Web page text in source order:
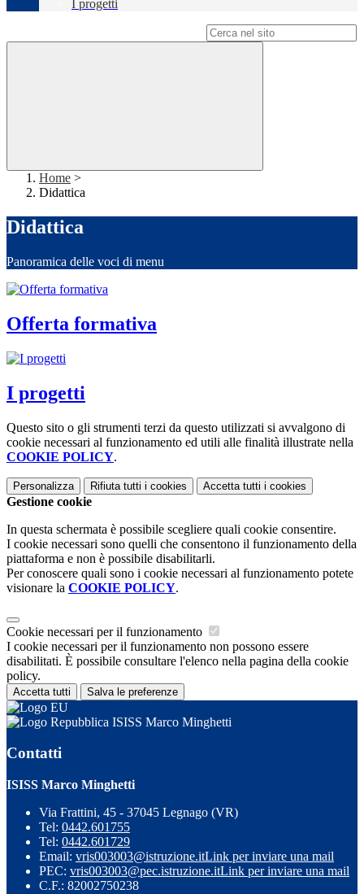
I progetti
Home >
Didattica
Didattica
Panoramica delle voci di menu
Offerta formativa
I progetti
Questo sito o gli strumenti terzi da questo utilizzati si avvalgono di
cookie necessari al funzionamento ed utili alle finalità illustrate nella
COOKIE POLICY.
Personalizza Rifiuta tutti i cookies Accetta tutti i cookies
Gestione cookie
In questa schermata è possibile scegliere quali cookie consentire.
I cookie necessari sono quelli che consentono il funzionamento della
piattaforma e non è possibile disabilitarli.
Per conoscere quali sono i cookie necessari al funzionamento potete
visionare la COOKIE POLICY.
Cookie necessari per il funzionamento
I cookie necessari per il funzionamento non possono essere
disabilitati. È possibile consultare l'elenco nella pagina della cookie
policy.
Accetta tutti Salva le preferenze
ISISS Marco Minghetti
Contatti
ISISS Marco Minghetti
Via Frattini, 45 - 37045 Legnago (VR)
Tel: 0442.601755
Tel: 0442.601729
Email: vris003003@istruzione.itLink per inviare una mail
PEC: vris003003@pec.istruzione.itLink per inviare una mail
C.F.: 82002750238